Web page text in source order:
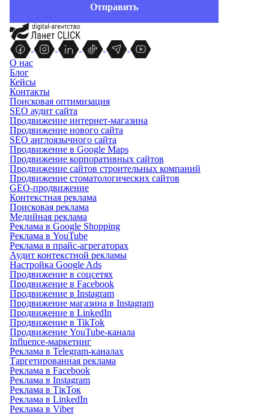
О нас
Блог
Кейсы
Контакты
Поисковая оптимизация
SEO аудит сайта
Продвижение интернет-магазина
Продвижение нового сайта
SEO англоязычного сайта
Продвижение в Google Maps
Продвижение корпоративных сайтов
Продвижение сайтов строительных компаний
Продвижение стоматологических сайтов
GEO-продвижение
Контекстная реклама
Поисковая реклама
Медийная реклама
Реклама в Google Shopping
Реклама в YouTube
Реклама в прайс-агрегаторах
Аудит контекстной рекламы
Настройка Google Ads
Продвижение в соцсетях
Продвижение в Facebook
Продвижение в Instagram
Продвижение магазина в Instagram
Продвижение в LinkedIn
Продвижение в TikTok
Продвижение YouTube-канала
Influence-маркетинг
Реклама в Telegram-каналах
Таргетированная реклама
Реклама в Facebook
Реклама в Instagram
Реклама в ТікТок
Реклама в LinkedIn
Реклама в Viber